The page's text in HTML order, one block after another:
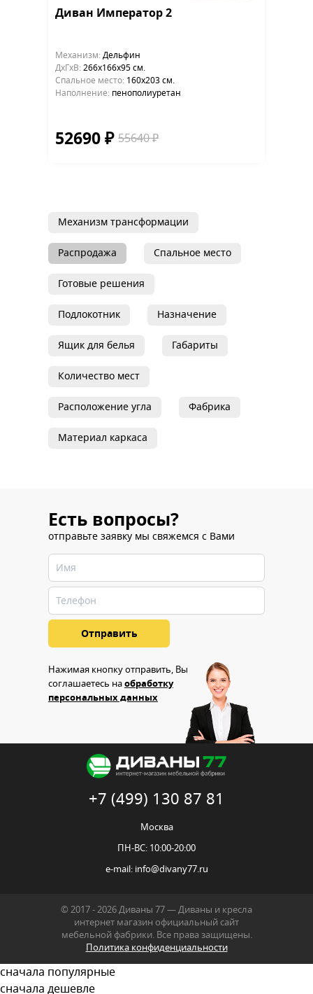
Диван Император 2
Механизм: Дельфин
ДхГхВ: 266х166x95 см.
Cпальное место: 160х203 см.
Наполнение: пенополиуретан
52690 ₽ 55640 ₽
Механизм трансформации
Распродажа Спальное место
Готовые решения
Подлокотник Назначение
Ящик для белья Габариты
Количество мест
Расположение угла Фабрика
Материал каркаса
Есть вопросы?
отправьте заявку мы свяжемся с Вами
Нажимая кнопку отправить, Вы
соглашаетесь наобработку
персональных данных
+7 (499) 130 87 81
Москва
ПН-ВС: 10:00-20:00
e-mail: info@divany77.ru
© 2017 - 2026 Диваны 77 — Диваны и кресла
интернет магазин официальный сайт
мебельной фабрики. Все права защищены.
Политика конфиденциальности